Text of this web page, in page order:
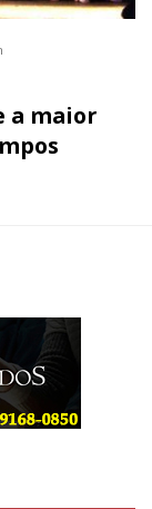
a maior